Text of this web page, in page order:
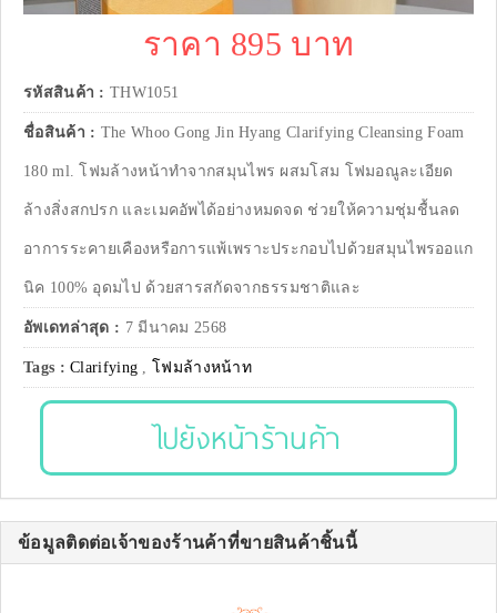
ราคา 895 บาท
รหัสสินค้า : THW1051
ชื่อสินค้า : The Whoo Gong Jin Hyang Clarifying Cleansing Foam
180 ml. โฟมล้างหน้าทำจากสมุนไพร ผสมโสม โฟมอณูละเอียด
ล้างสิ่งสกปรก และเมคอัพได้อย่างหมดจด ช่วยให้ความชุ่มชื้นลด
อาการระคายเคืองหรือการแพ้เพราะประกอบไปด้วยสมุนไพรออแก
นิค 100% อุดมไป ด้วยสารสกัดจากธรรมชาติและ
อัพเดทล่าสุด : 7 มีนาคม 2568
Tags :Clarifying , โฟมล้างหน้าท
ไปยังหน้าร้านค้า
ข้อมูลติดต่อเจ้าของร้านค้าที่ขายสินค้าชิ้นนี้